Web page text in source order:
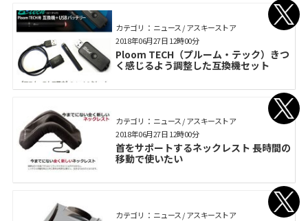
カテゴリ： ニュース / アスキーストア
Ploom TECH（プルーム・テック）きつ
く感じるよう調整した互換機セット
2018年06月27日 12時00分
カテゴリ： ニュース / アスキーストア
首をサポートするネックレスト 長時間の
移動で使いたい
2018年06月27日 12時00分
カテゴリ： ニュース / アスキーストア